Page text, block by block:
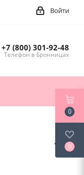
Войти
+7 (800) 301-92-48
Телефон в Бронницах
0
0